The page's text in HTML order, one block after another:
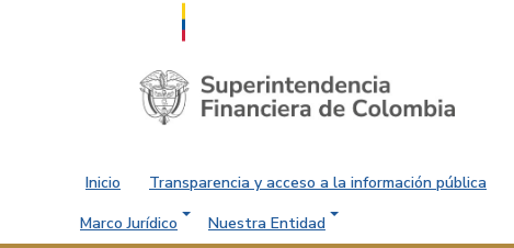
Saltar al contenido principal
Inicio Transparencia y acceso a la información pública
Marco Jurídico
Nuestra Entidad